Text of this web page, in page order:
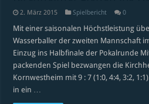
2. März 2015 Spielbericht 0
Mit einer saisonalen Höchstleistung
Wasserballer der zweiten Mannschaft
Einzug ins Halbfinale der Pokalrunde
packenden Spiel bezwangen die
Kornwestheim mit 9 : 7 (1:0, 4:4, 3:2,
in ein …